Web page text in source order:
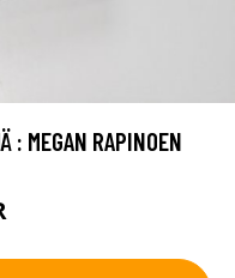
: MEGAN RAPINOEN